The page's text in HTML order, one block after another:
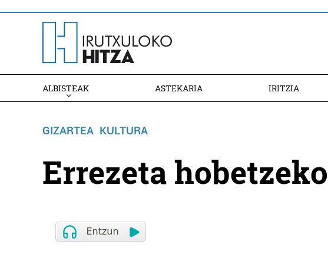
ALBISTEAK ASTEKARIA IRITZIA
GIZARTEA KULTURA
Errezeta